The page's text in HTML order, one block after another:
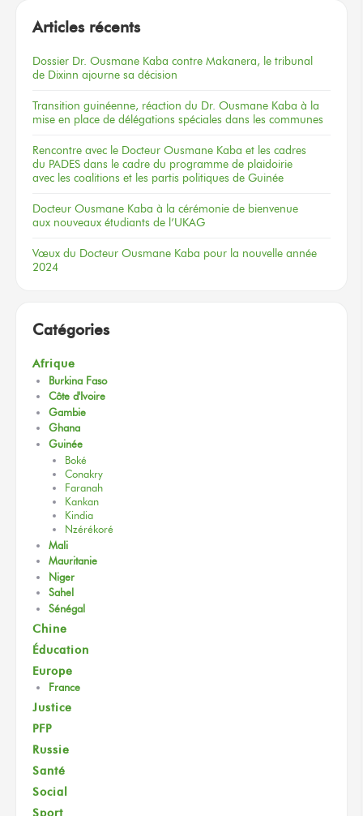
Articles récents
Dossier Dr. Ousmane Kaba contre Makanera, le tribunal
de Dixinn ajourne sa décision
Transition guinéenne, réaction du Dr. Ousmane Kaba à la
mise en place de délégations spéciales dans les communes
Rencontre avec le Docteur Ousmane Kaba et les cadres
du PADES dans le cadre du programme de plaidoirie
avec les coalitions et les partis politiques de Guinée
Docteur Ousmane Kaba à la cérémonie de bienvenue
aux nouveaux étudiants de l’UKAG
Vœux du Docteur Ousmane Kaba pour la nouvelle année
2024
Catégories
Afrique
Burkina Faso
Côte d'Ivoire
Gambie
Ghana
Guinée
Boké
Conakry
Faranah
Kankan
Kindia
Nzérékoré
Mali
Mauritanie
Niger
Sahel
Sénégal
Chine
Éducation
Europe
France
Justice
PFP
Russie
Santé
Social
Sport